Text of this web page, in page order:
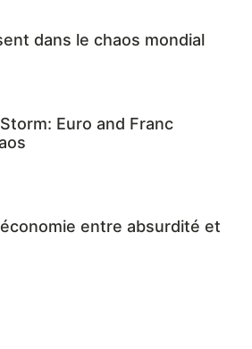
dans le chaos mondial
Euro and Franc
entre absurdité et